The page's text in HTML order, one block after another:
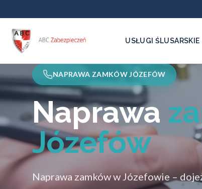
USŁUGI ŚLUSARSKIE
NAPRAWA ZAMKÓW JÓZEFÓW
Naprawa
Józefów
Naprawa zamków w Józefowie –